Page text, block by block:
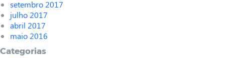
setembro 2017
julho 2017
abril 2017
maio 2016
Categorias